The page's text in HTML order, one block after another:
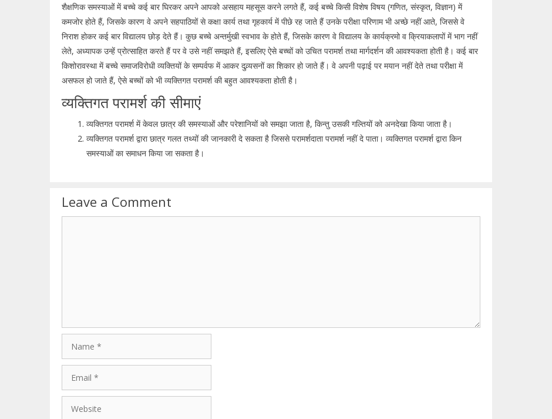
शैक्षणिक समस्याओं में बच्चे कई बार घिरकर अपने आपको असहाय महसूस करने लगते हैं, कई बच्चे किसी विशेष विषय (गणित, संस्कृत, विज्ञान) में
कमजोर होते हैं, जिसके कारण वे अपने सहपाठियों से कक्षा कार्य तथा गृहकार्य में पीछे रह जाते हैं उनके परीक्षा परिणाम भी अच्छे नहीं आते, जिससे वे
निराश होकर कई बार विद्यालय छोड़ देते हैं। कुछ बच्चे अन्तर्मुखी स्वभाव के होते हैं, जिसके कारण वे विद्यालय के कार्यक्रमो व क्रियाकलापों में भाग नहीं
लेते, अध्यापक उन्हें प्रोत्साहित करते हैं पर वे उसे नहीं समझते हैं, इसलिए ऐसे बच्चों को उचित परामर्श तथा मार्गदर्शन की आवश्यकता होती है। कई बार
किशोरावस्था में बच्चे समाजविरोधी व्यक्तियों के सम्पर्वफ में आकर दुव्र्यसनों का शिकार हो जाते हैं। वे अपनी पढ़ाई पर मयान नहीं देते तथा परीक्षा में
असफल हो जाते हैं, ऐसे बच्चों को भी व्यक्तिगत परामर्श की बहुत आवश्यकता होती है।
व्यक्तिगत परामर्श की सीमाएं
व्यक्तिगत परामर्श में केवल छात्र की समस्याओं और परेशानियों को समझा जाता है, किन्तु उसकी गल्तियों को अनदेखा किया जाता है।
व्यक्तिगत परामर्श द्वारा छात्र गलत तथ्यों की जानकारी दे सकता है जिससे परामर्शदाता परामर्श नहीं दे पाता। व्यक्तिगत परामर्श द्वारा किन
समस्याओं का समाधन किया जा सकता है।
Leave a Comment